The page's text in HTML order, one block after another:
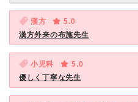
漢方
5.0
漢方外来の布施先生
小児科
5.0
優しく丁寧な先生